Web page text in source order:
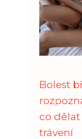
Bolest
co dělat
trávení